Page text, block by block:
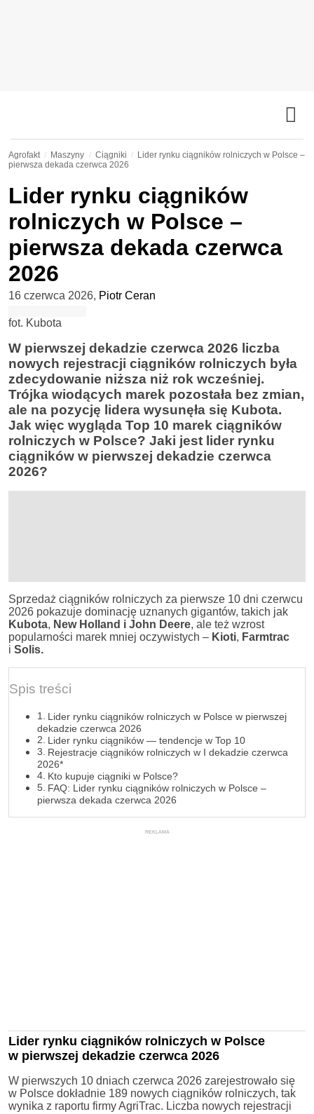
Agrofakt Maszyny Ciągniki
Lider rynku ciągników rolniczych w Polsce –
pierwsza dekada czerwca 2026
Lider rynku ciągników
rolniczych w Polsce –
pierwsza dekada czerwca
2026
16 czerwca 2026, Piotr Ceran
fot. Kubota
W pierwszej dekadzie czerwca 2026 liczba
nowych rejestracji ciągników rolniczych była
zdecydowanie niższa niż rok wcześniej.
Trójka wiodących marek pozostała bez zmian,
ale na pozycję lidera wysunęła się Kubota.
Jak więc wygląda Top 10 marek ciągników
rolniczych w Polsce? Jaki jest lider rynku
ciągników w pierwszej dekadzie czerwca
2026?
Sprzedaż ciągników rolniczych za pierwsze 10 dni czerwcu
2026 pokazuje dominację uznanych gigantów, takich jak
Kubota, New Holland i John Deere, ale też wzrost
popularności marek mniej oczywistych – Kioti, Farmtrac
i Solis.
Spis treści
Lider rynku ciągników rolniczych w Polsce w pierwszej
dekadzie czerwca 2026
Lider rynku ciągników — tendencje w Top 10
Rejestracje ciągników rolniczych w I dekadzie czerwca
2026*
Kto kupuje ciągniki w Polsce?
FAQ: Lider rynku ciągników rolniczych w Polsce –
pierwsza dekada czerwca 2026
REKLAMA
Lider rynku ciągników rolniczych w Polsce
w pierwszej dekadzie czerwca 2026
W pierwszych 10 dniach czerwca 2026 zarejestrowało się
w Polsce dokładnie 189 nowych ciągników rolniczych, tak
wynika z raportu firmy AgriTrac. Liczba nowych rejestracji